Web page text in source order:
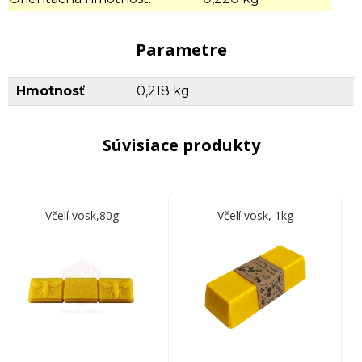
Parametre
Hmotnosť 0,218 kg
Súvisiace produkty
Včelí vosk,80g Včelí vosk, 1kg